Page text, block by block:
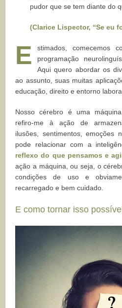
pudor que se tem diante do
(Clarice Lispector, “Se eu
E
stimados, comecemos
programação
Aqui quero abordar os
ao assunto, suas muitas
educação, direito e entorno
Nosso cérebro é uma
refiro-me à ação de
ilusões, sentimentos,
pode relacionar com a
reflexo do que pensamos e
ação a máquina, ou seja, o
condições de uso e
recarregado e bem cuidado.
E como tornar isso